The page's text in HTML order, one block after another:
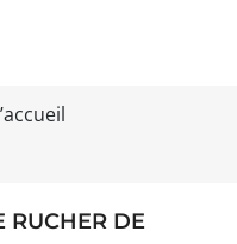
RUCHER DE